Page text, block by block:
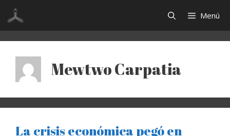
Saltar
contenido
Menú
Mewtwo Carpatia
La crisis económica pegó en